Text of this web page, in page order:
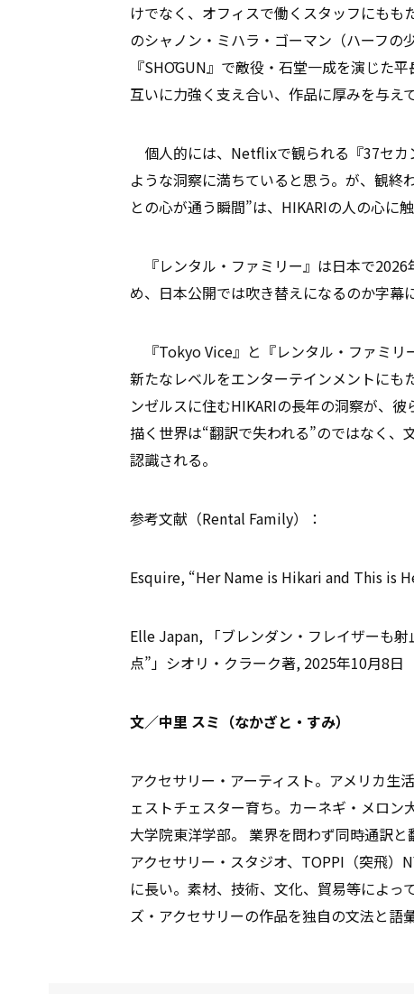
けでなく、オフィスで働くスタッフにも
のシャノン・ミハラ・ゴーマン（ハーフの
『SHŌGUN』で敵役・石堂一成を演じた
互いに力強く支え合い、作品に厚みを与え
個人的には、Netflixで観られる『37セカ
ような洞察に満ちていると思う。が、観終
との心が通う瞬間”は、HIKARIの人の心に
『レンタル・ファミリー』は日本で
め、日本公開では吹き替えになるのか字幕
『Tokyo Vice』と『レンタル・ファミリ
新たなレベルをエンターテインメントに
ンゼルスに住むHIKARIの長年の洞察が、
描く世界は“翻訳で失われる”のではなく、
認識される。
参考文献（Rental Family）：
Esquire, “Her Name is Hikari and This is
Elle Japan, 「ブレンダン・フレイザーも
点”」シオリ・クラーク著, 2025年10月8日
文／中里 スミ（なかざと・すみ）
アクセサリー・アーティスト。アメリカ生
ェストチェスター育ち。カーネギ・メロ
大学院東洋学部。 業界を問わず同時通訳
アクセサリー・スタジオ、TOPPI（突飛）
に長い。素材、技術、文化、貿易等によっ
ズ・アクセサリーの作品を独自の文法と語